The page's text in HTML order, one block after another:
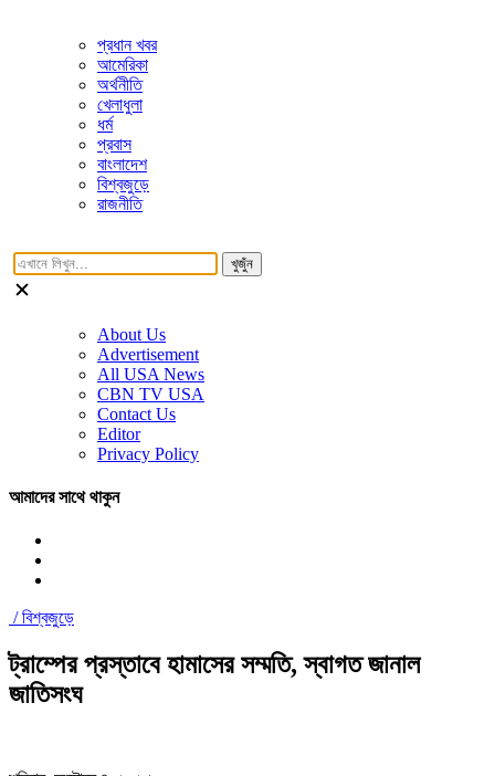
প্রধান খবর
আমেরিকা
অর্থনীতি
খেলাধুলা
ধর্ম
প্রবাস
বাংলাদেশ
বিশ্বজুড়ে
রাজনীতি
খুজুঁন
About Us
Advertisement
All USA News
CBN TV USA
Contact Us
Editor
Privacy Policy
আমাদের সাথে থাকুন
/বিশ্বজুড়ে
ট্রাম্পের প্রস্তাবে হামাসের সম্মতি, স্বাগত জানাল
জাতিসংঘ